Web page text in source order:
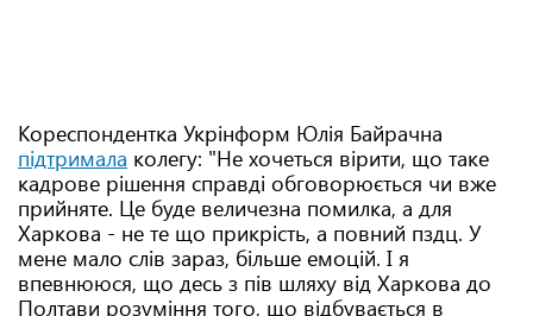
Кореспондентка Укрінформ Юлія Байрачна
підтримала колегу: "Не хочеться вірити, що таке
кадрове рішення справді обговорюється чи вже
прийняте. Це буде величезна помилка, а для
Харкова - не те що прикрість, а повний пздц. У
мене мало слів зараз, більше емоцій. І я
впевнююся, що десь з пів шляху від Харкова до
Полтави розуміння того, що відбувається в